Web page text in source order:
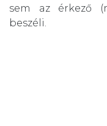
sem az érkező
beszéli.